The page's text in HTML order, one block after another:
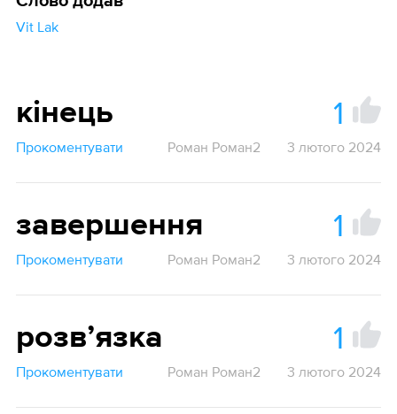
Vit Lak
кінець 1
Прокоментувати Роман Роман2 3 лютого 2024
завершення 1
Прокоментувати Роман Роман2 3 лютого 2024
розвʼязка 1
Прокоментувати Роман Роман2 3 лютого 2024